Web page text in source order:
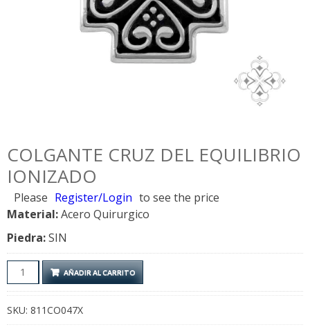
COLGANTE CRUZ DEL EQUILIBRIO
IONIZADO
Please Register/Login to see the price
Material:Acero Quirurgico
Piedra:SIN
Colgante
Cruz
Equilibrio
AÑADIR AL CARRITO
SKU: 811CO047X